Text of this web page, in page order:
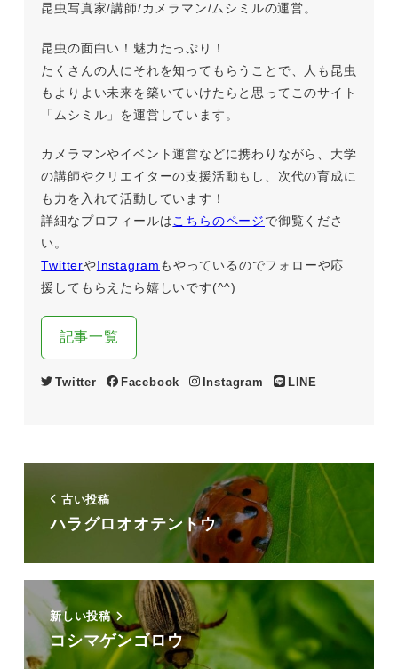
昆虫写真家/講師/カメラマン/ムシミルの運営。
昆虫の面白い！魅力たっぷり！
たくさんの人にそれを知ってもらうことで、人も昆虫
もよりよい未来を築いていけたらと思ってこのサイト
「ムシミル」を運営しています。
カメラマンやイベント運営などに携わりながら、大学
の講師やクリエイターの支援活動もし、次代の育成に
も力を入れて活動しています！
詳細なプロフィールはこちらのページで御覧くださ
い。
TwitterやInstagram もやっているのでフォローや応
援してもらえたら嬉しいです(^^)
記事一覧
Twitter Facebook Instagram LINE
古い投稿
ハラグロオオテントウ
新しい投稿
コシマゲンゴロウ